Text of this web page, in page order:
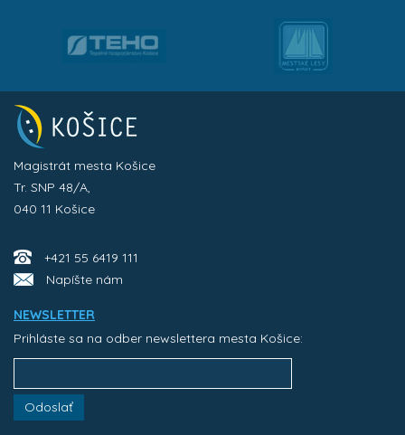
Magistrát mesta Košice
Tr. SNP 48/A,
040 11 Košice
+421 55 6419 111
Napíšte nám
NEWSLETTER
Prihláste sa na odber newslettera mesta Košice:
Odoslať